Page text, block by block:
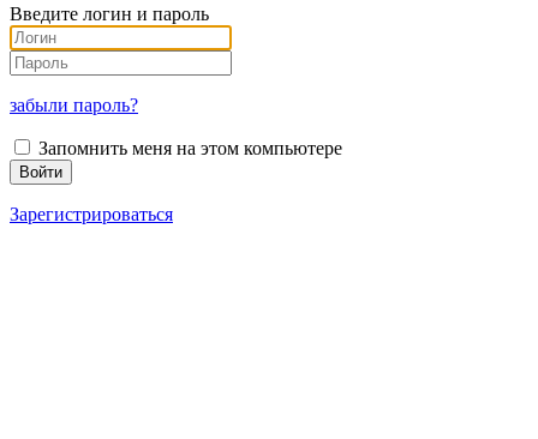
Введите логин и пароль
забыли пароль?
Запомнить меня на этом компьютере
Зарегистрироваться